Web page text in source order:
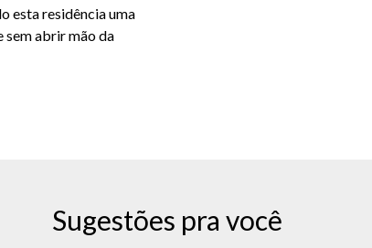
esta residência uma
sem abrir mão da
Sugestões pra você